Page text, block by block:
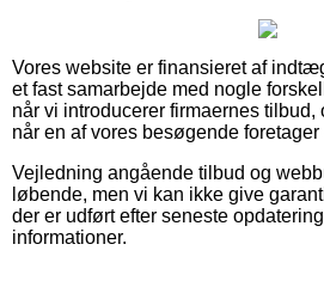
Vores website er finansieret af
et fast samarbejde med nogle
når vi introducerer firmaernes
når en af vores besøgende
Vejledning angående tilbud og
løbende, men vi kan ikke give
der er udført efter seneste
informationer.